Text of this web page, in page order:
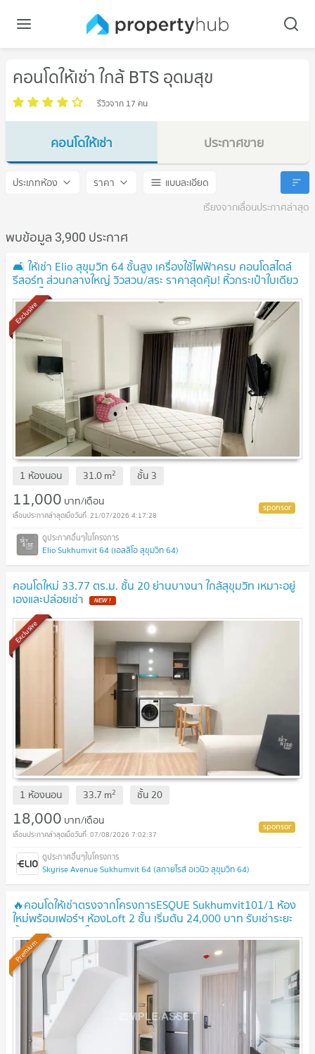
คอนโดให้เช่า ใกล้ BTS อุดมสุข
รีวิวจาก 17 คน
คอนโดให้เช่า
ประกาศขาย
ประเภทห้อง ราคา
แบบละเอียด
เรียงจากเลื่อนประกาศล่าสุด
พบข้อมูล 3,900 ประกาศ
🛋️ ให้เช่า Elio สุขุมวิท 64 ชั้นสูง เครื่องใช้ไฟฟ้าครบ คอนโดสไตล์
รีสอร์ท ส่วนกลางใหญ่ วิวสวน/สระ ราคาสุดคุ้ม! หิ้วกระเป๋าใบเดียว
เข้าอยู่ได้เลย! 🧳
Exclusive
1 ห้องนอน 31.0m2 ชั้น 3
11,000 บาท/เดือน
21/07/2026 4:17:28
Elio Sukhumvit 64 (เอลลิโอ สุขุมวิท 64)
คอนโดใหม่ 33.77 ตร.ม. ชั้น 20 ย่านบางนา ใกล้สุขุมวิท เหมาะอยู่
เองและปล่อยเช่า
Exclusive
1 ห้องนอน 33.7 m2 ชั้น 20
18,000 บาท/เดือน
07/08/2026 7:02:37
Skyrise Avenue Sukhumvit 64 (สกายไรส์ อเวนิว สุขุมวิท 64)
🔥คอนโดให้เช่าตรงจากโครงการESQUE Sukhumvit101/1 ห้อง
ใหม่พร้อมเฟอร์ฯ ห้องLoft 2 ชั้น เริ่มต้น 24,000 บาท รับเช่าระยะ
สั้น พร้อมเข้าอยู่ ใกล้BTSปุณณวิถี
Premium